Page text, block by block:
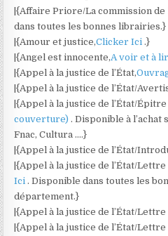
|{Affaire Priore/La commission de
dans toutes les bonnes librairies.}
|{Amour et justice,Clicker Ici .}
|{Angel est innocente,A voir et à
|{Appel à la justice de l’État,
|{Appel à la justice de l’État/
|{Appel à la justice de l’État/
couverture) . Disponible à
Fnac, Cultura ….}
|{Appel à la justice de l’État/
|{Appel à la justice de l’État/
Ici . Disponible dans toutes les
département.}
|{Appel à la justice de l’État/Lettre
|{Appel à la justice de l’État/Lettre